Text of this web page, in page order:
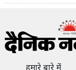
हमारे बारे में